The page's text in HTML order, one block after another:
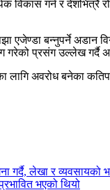
विकास गर्न र देशभित्रै
एजेण्डा बन्नुपर्ने अडान
प्रसंग उल्लेख गर्दै
लागि अवरोध बनेका
गर्दै, लेखा र व्यवसायको
भएको थियो